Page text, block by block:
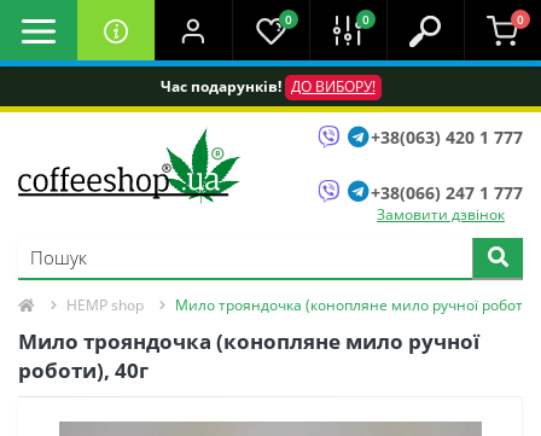
Час подарунків! ДО ВИБОРУ!
0 0 0
+38(063) 420 1 777
+38(066) 247 1 777
Замовити дзвінок
HEMP shop Мило трояндочка (конопляне мило ручної
Мило трояндочка (конопляне мило ручної
роботи), 40г